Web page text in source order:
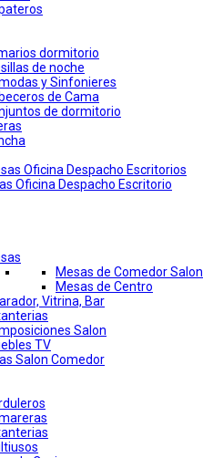
dormitorio
de noche
y Sinfonieres
de Cama
de dormitorio
Oficina Despacho Escritorios
Oficina Despacho Escritorio
Mesas de Comedor Salon
Mesas de Centro
Vitrina, Bar
Salon
TV
Salon Comedor